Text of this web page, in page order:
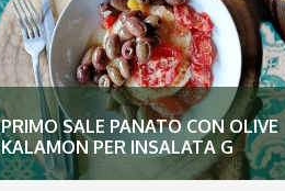
PRIMO SALE PANATO CON OLIVE
KALAMON PER INSALATA G